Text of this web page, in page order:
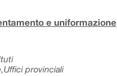
e uniformazione
provinciali